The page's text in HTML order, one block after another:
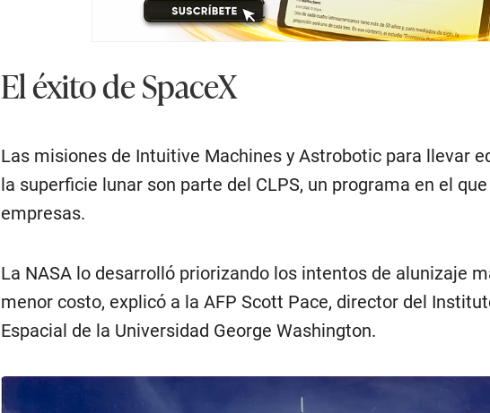
El éxito de SpaceX
Las misiones de Intuitive Machines y Astrobotic para llevar
la superficie lunar son parte del CLPS, un programa en el
empresas.
La NASA lo desarrolló priorizando los intentos de alunizaje
menor costo, explicó a la AFP Scott Pace, director del
Espacial de la Universidad George Washington.